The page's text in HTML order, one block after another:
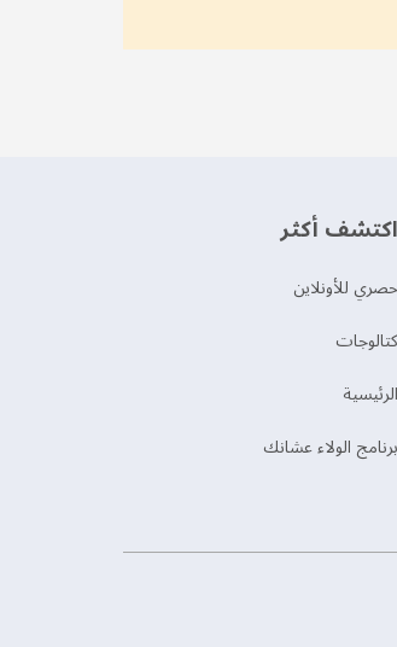
اكتشف أكثر
حصري للأونلاين
‫كتالوجات‬
الرئيسية
برنامج الولاء عشانك